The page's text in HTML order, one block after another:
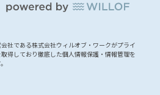
社である株式会社ウィルオブ・ワークがプライ
得しており徹底した個人情報保護・情報管理を